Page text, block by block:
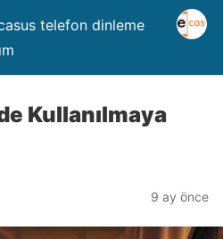
telefon dinleme
Kullanılmaya
9 ay önce